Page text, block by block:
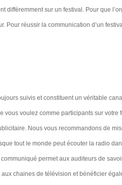
différemment sur un festival. Pour que
Pour réussir la communication d’un
suivis et constituent un véritable
voulez comme participants sur votre
Nous vous recommandons de
tout le monde peut écouter la radio
permet aux auditeurs de
chaines de télévision et bénéficier